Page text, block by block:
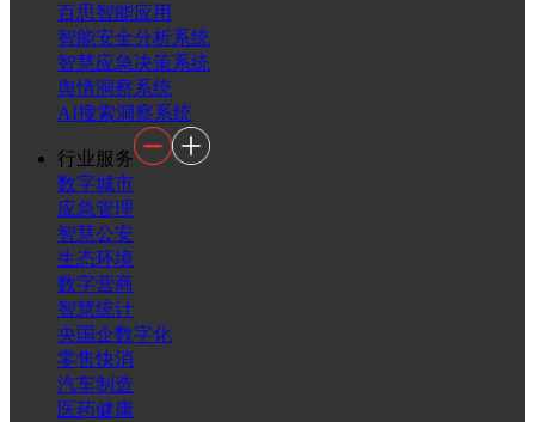
百思智能应用
智能安全分析系统
智慧应急决策系统
舆情洞察系统
AI搜索洞察系统
行业服务
数字城市
应急管理
智慧公安
生态环境
数字营商
智慧统计
央国企数字化
零售快消
汽车制造
医药健康